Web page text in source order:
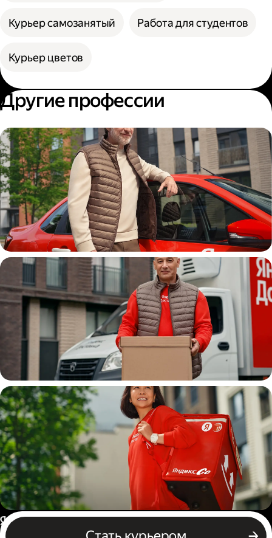
Курьер самозанятый Работа для студентов
Курьер цветов
Другие профессии
Автокурьер
Водитель
грузовой машины
Пеший курьер Россия